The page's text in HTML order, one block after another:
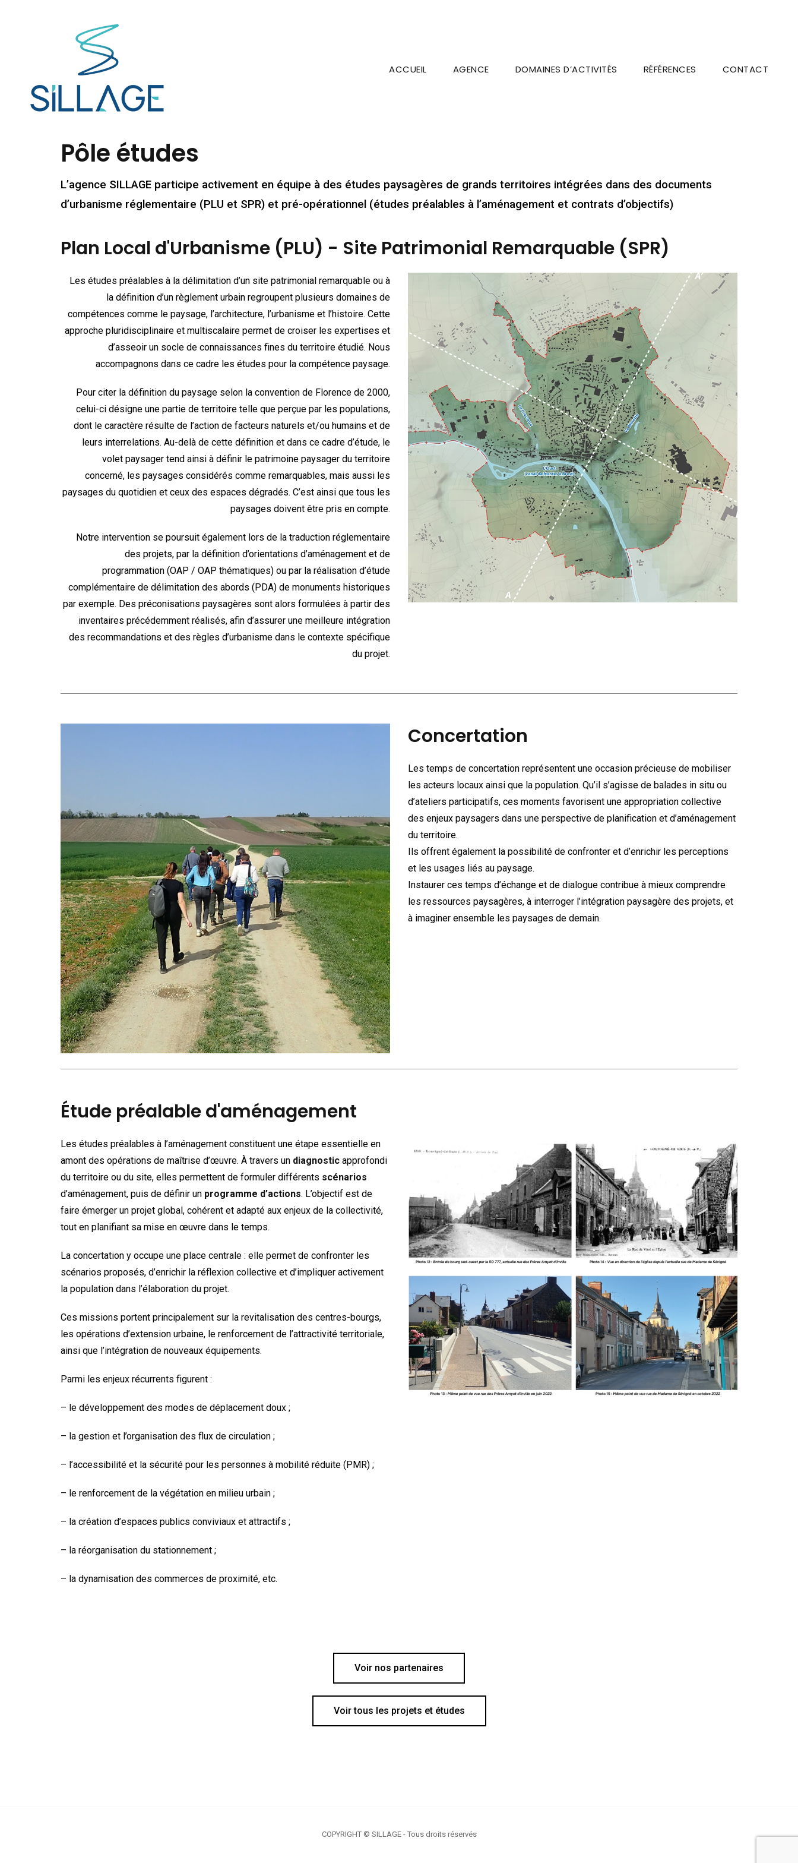
ACCUEIL AGENCE DOMAINES D’ACTIVITÉS RÉFÉRENCES CONTACT
Pôle études
L’agence SILLAGE participe activement en équipe à des études paysagères de grands territoires intégrées dans des documents
d’urbanisme réglementaire (PLU et SPR) et pré-opérationnel (études préalables à l’aménagement et contrats d’objectifs)
Plan Local d'Urbanisme (PLU) - Site Patrimonial Remarquable (SPR)
Les études préalables à la délimitation d’un site patrimonial remarquable ou à
la définition d’un règlement urbain regroupent plusieurs domaines de
compétences comme le paysage, l’architecture, l’urbanisme et l’histoire. Cette
approche pluridisciplinaire et multiscalaire permet de croiser les expertises et
d’asseoir un socle de connaissances fines du territoire étudié. Nous
accompagnons dans ce cadre les études pour la compétence paysage.
Pour citer la définition du paysage selon la convention de Florence de 2000,
celui-ci désigne une partie de territoire telle que perçue par les populations,
dont le caractère résulte de l’action de facteurs naturels et/ou humains et de
leurs interrelations. Au-delà de cette définition et dans ce cadre d’étude, le
volet paysager tend ainsi à définir le patrimoine paysager du territoire
concerné, les paysages considérés comme remarquables, mais aussi les
paysages du quotidien et ceux des espaces dégradés. C’est ainsi que tous les
paysages doivent être pris en compte.
Notre intervention se poursuit également lors de la traduction réglementaire
des projets, par la définition d’orientations d’aménagement et de
programmation (OAP / OAP thématiques) ou par la réalisation d’étude
complémentaire de délimitation des abords (PDA) de monuments historiques
par exemple. Des préconisations paysagères sont alors formulées à partir des
inventaires précédemment réalisés, afin d’assurer une meilleure intégration
des recommandations et des règles d’urbanisme dans le contexte spécifique
du projet.
Concertation
Les temps de concertation représentent une occasion précieuse de mobiliser
les acteurs locaux ainsi que la population. Qu’il s’agisse de balades in situ ou
d’ateliers participatifs, ces moments favorisent une appropriation collective
des enjeux paysagers dans une perspective de planification et d’aménagement
du territoire.
Ils offrent également la possibilité de confronter et d’enrichir les perceptions
et les usages liés au paysage.
Instaurer ces temps d’échange et de dialogue contribue à mieux comprendre
les ressources paysagères, à interroger l’intégration paysagère des projets, et
à imaginer ensemble les paysages de demain.
Étude préalable d'aménagement
Les études préalables à l’aménagement constituent une étape essentielle en
amont des opérations de maîtrise d’œuvre. À travers un diagnostic approfondi
du territoire ou du site, elles permettent de formuler différents scénarios
d’aménagement, puis de définir un programme d’actions. L’objectif est de
faire émerger un projet global, cohérent et adapté aux enjeux de la collectivité,
tout en planifiant sa mise en œuvre dans le temps.
La concertation y occupe une place centrale : elle permet de confronter les
scénarios proposés, d’enrichir la réflexion collective et d’impliquer activement
la population dans l’élaboration du projet.
Ces missions portent principalement sur la revitalisation des centres-bourgs,
les opérations d’extension urbaine, le renforcement de l’attractivité territoriale,
ainsi que l’intégration de nouveaux équipements.
Parmi les enjeux récurrents figurent :
– le développement des modes de déplacement doux ;
– la gestion et l’organisation des flux de circulation ;
– l’accessibilité et la sécurité pour les personnes à mobilité réduite (PMR) ;
– le renforcement de la végétation en milieu urbain ;
– la création d’espaces publics conviviaux et attractifs ;
– la réorganisation du stationnement ;
– la dynamisation des commerces de proximité, etc.
Voir nos partenaires
Voir tous les projets et études
COPYRIGHT © SILLAGE - Tous droits réservés